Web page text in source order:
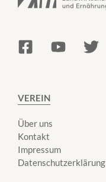
VEREIN
Über uns
Kontakt
Impressum
Datenschutzerklärung